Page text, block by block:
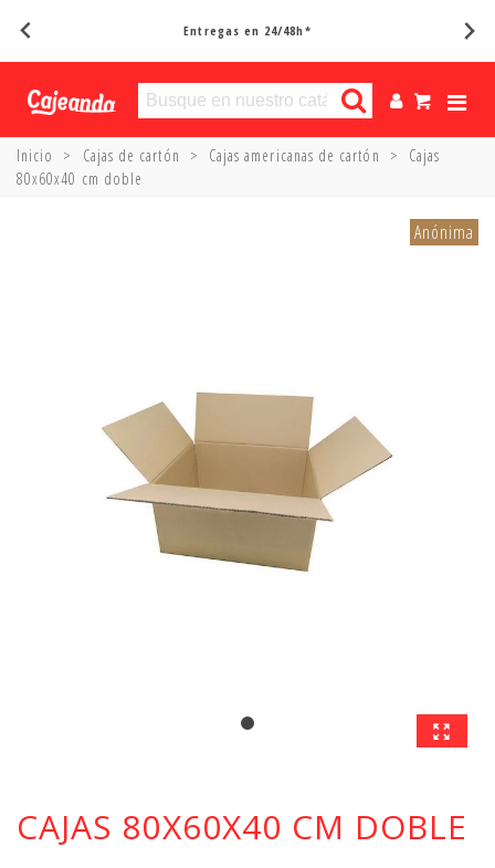
Entregas en 24/48h*
Inicio > Cajas de cartón > Cajas americanas de cartón >
Cajas
80x60x40 cm doble
Anónima
CAJAS 80X60X40 CM DOBLE